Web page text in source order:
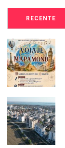
RECENTE